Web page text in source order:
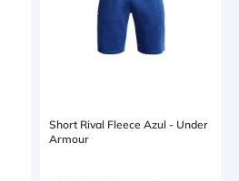
Short Rival Fleece Azul - Under
Armour